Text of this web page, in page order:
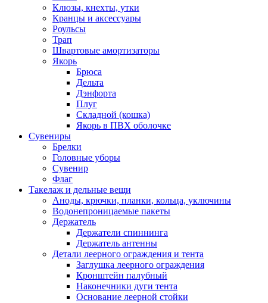
Клюзы, кнехты, утки
Кранцы и аксессуары
Роульсы
Трап
Швартовые амортизаторы
Якорь
Брюса
Дельта
Дэнфорта
Плуг
Складной (кошка)
Якорь в ПВХ оболочке
Сувениры
Брелки
Головные уборы
Сувенир
Флаг
Такелаж и дельные вещи
Аноды, крючки, планки, кольца, уключины
Водонепроницаемые пакеты
Держатель
Держатели спиннинга
Держатель антенны
Детали леерного ограждения и тента
Заглушка леерного ограждения
Кронштейн палубный
Наконечники дуги тента
Основание леерной стойки